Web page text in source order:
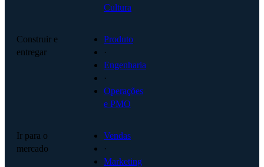
Cultura
Construir e
entregar
Produto
·
Engenharia
·
Operações
e PMO
Ir para o
mercado
Vendas
·
Marketing